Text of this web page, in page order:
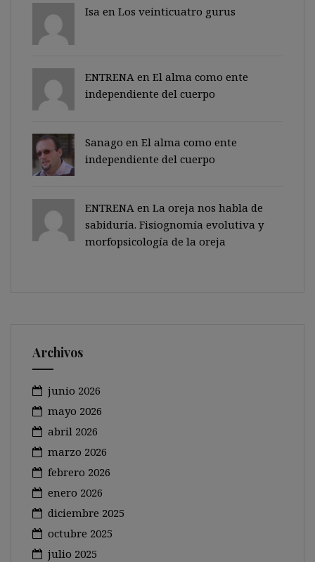
Isa en Los veinticuatro gurus
ENTRENA en El alma como ente
independiente del cuerpo
Sanago en El alma como ente
independiente del cuerpo
ENTRENA en La oreja nos habla de
sabiduría. Fisiognomía evolutiva y
morfopsicología de la oreja
Archivos
junio 2026
mayo 2026
abril 2026
marzo 2026
febrero 2026
enero 2026
diciembre 2025
octubre 2025
julio 2025